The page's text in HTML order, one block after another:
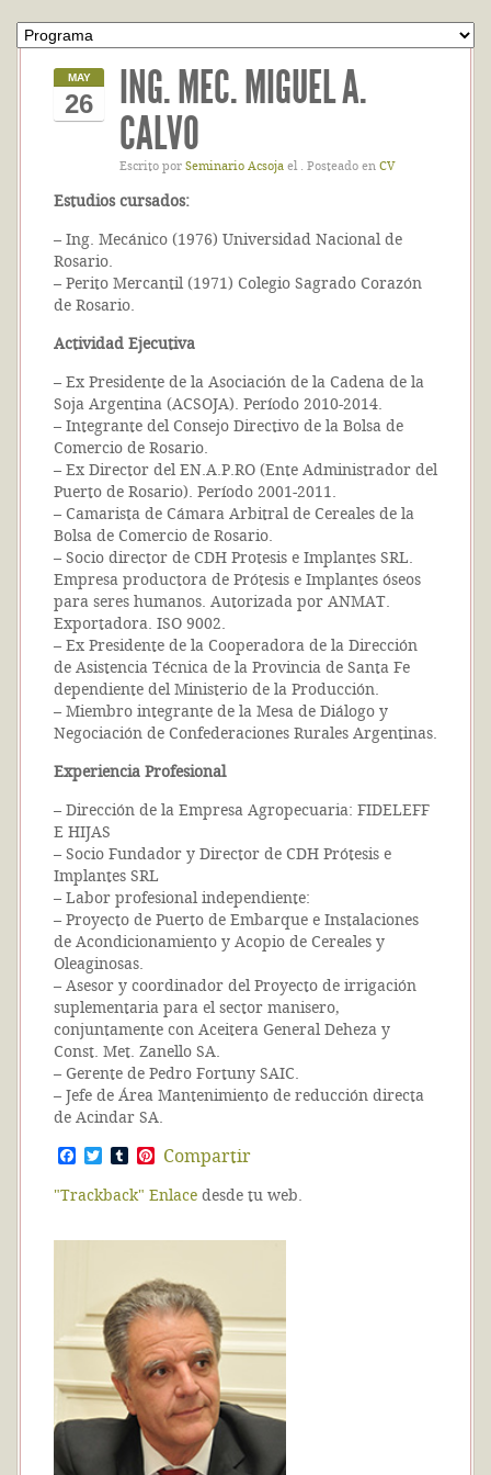
MAY
26
ING. MEC. MIGUEL A.
CALVO
Escrito por Seminario Acsoja el . Posteado en CV
Estudios cursados:
– Ing. Mecánico (1976) Universidad Nacional de
Rosario.
– Perito Mercantil (1971) Colegio Sagrado Corazón
de Rosario.
Actividad Ejecutiva
– Ex Presidente de la Asociación de la Cadena de la
Soja Argentina (ACSOJA). Período 2010-2014.
– Integrante del Consejo Directivo de la Bolsa de
Comercio de Rosario.
– Ex Director del EN.A.P.RO (Ente Administrador del
Puerto de Rosario). Período 2001-2011.
– Camarista de Cámara Arbitral de Cereales de la
Bolsa de Comercio de Rosario.
– Socio director de CDH Protesis e Implantes SRL.
Empresa productora de Prótesis e Implantes óseos
para seres humanos. Autorizada por ANMAT.
Exportadora. ISO 9002.
– Ex Presidente de la Cooperadora de la Dirección
de Asistencia Técnica de la Provincia de Santa Fe
dependiente del Ministerio de la Producción.
– Miembro integrante de la Mesa de Diálogo y
Negociación de Confederaciones Rurales Argentinas.
Experiencia Profesional
– Dirección de la Empresa Agropecuaria: FIDELEFF
E HIJAS
– Socio Fundador y Director de CDH Prótesis e
Implantes SRL
– Labor profesional independiente:
– Proyecto de Puerto de Embarque e Instalaciones
de Acondicionamiento y Acopio de Cereales y
Oleaginosas.
– Asesor y coordinador del Proyecto de irrigación
suplementaria para el sector manisero,
conjuntamente con Aceitera General Deheza y
Const. Met. Zanello SA.
– Gerente de Pedro Fortuny SAIC.
– Jefe de Área Mantenimiento de reducción directa
de Acindar SA.
F
c
o
T
i
e
T
m
r
P
n
r
s
t
Compartir
"Trackback" Enlace desde tu web.